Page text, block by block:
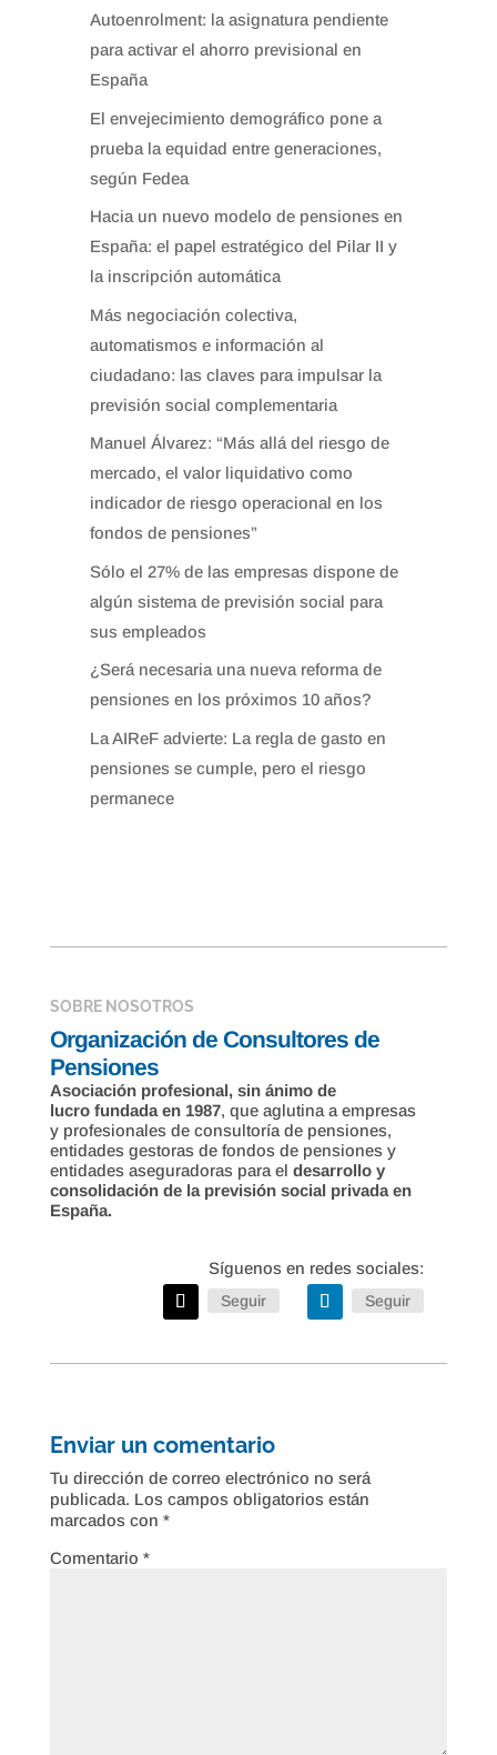
Autoenrolment: la asignatura pendiente
para activar el ahorro previsional en
España
El envejecimiento demográfico pone a
prueba la equidad entre generaciones,
según Fedea
Hacia un nuevo modelo de pensiones en
España: el papel estratégico del Pilar II y
la inscripción automática
Más negociación colectiva,
automatismos e información al
ciudadano: las claves para impulsar la
previsión social complementaria
Manuel Álvarez: “Más allá del riesgo de
mercado, el valor liquidativo como
indicador de riesgo operacional en los
fondos de pensiones”
Sólo el 27% de las empresas dispone de
algún sistema de previsión social para
sus empleados
¿Será necesaria una nueva reforma de
pensiones en los próximos 10 años?
La AIReF advierte: La regla de gasto en
pensiones se cumple, pero el riesgo
permanece
SOBRE NOSOTROS
Organización de Consultores de
Pensiones
Asociación profesional, sin ánimo de
lucro fundada en 1987, que aglutina a empresas
y profesionales de consultoría de pensiones,
entidades gestoras de fondos de pensiones y
entidades aseguradoras para el desarrollo y
consolidación de la previsión social privada en
España.
Seguir Seguir
Enviar un comentario
Tu dirección de correo electrónico no será
publicada. Los campos obligatorios están
marcados con *
Comentario *